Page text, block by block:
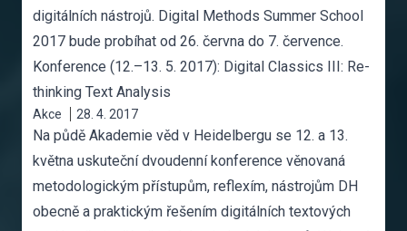
digitálních nástrojů. Digital Methods Summer School
2017 bude probíhat od 26. června do 7. července.
Konference (12.–13. 5. 2017): Digital Classics III: Re-
thinking Text Analysis
Akce 28. 4. 2017
Na půdě Akademie věd v Heidelbergu se 12. a 13.
května uskuteční dvoudenní konference věnovaná
metodologickým přístupům, reflexím, nástrojům DH
obecně a praktickým řešením digitálních textových